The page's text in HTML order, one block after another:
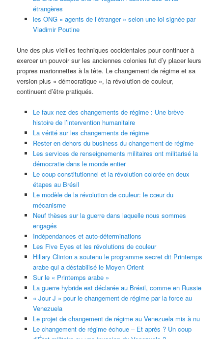
étrangères
les ONG « agents de l’étranger » selon une loi signée par
Vladimir Poutine
Une des plus vieilles techniques occidentales pour continuer à
exercer un pouvoir sur les anciennes colonies fut d’y placer leurs
propres marionnettes à la tête. Le changement de régime et sa
version plus « démocratique », la révolution de couleur,
continuent d’être pratiqués.
Le faux nez des changements de régime : Une brève
histoire de l’intervention humanitaire
La vérité sur les changements de régime
Rester en dehors du business du changement de régime
Les services de renseignements militaires ont militarisé la
démocratie dans le monde entier
Le coup constitutionnel et la révolution colorée en deux
étapes au Brésil
Le modèle de la révolution de couleur: le cœur du
mécanisme
Neuf thèses sur la guerre dans laquelle nous sommes
engagés
Indépendances et auto-déterminations
Les Five Eyes et les révolutions de couleur
Hillary Clinton a soutenu le programme secret dit Printemps
arabe qui a déstabilisé le Moyen Orient
Sur le « Printemps arabe »
La guerre hybride est déclarée au Brésil, comme en Russie
« Jour J » pour le changement de régime par la force au
Venezuela
Le projet de changement de régime au Venezuela mis à nu
Le changement de régime échoue – Et après ? Un coup